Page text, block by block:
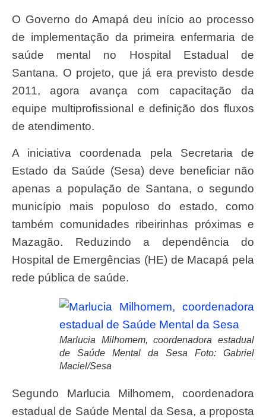
O Governo do Amapá deu início ao processo
de implementação da primeira enfermaria de
saúde mental no Hospital Estadual de
Santana. O projeto, que já era previsto desde
2011, agora avança com capacitação da
equipe multiprofissional e definição dos fluxos
de atendimento.
A iniciativa coordenada pela Secretaria de
Estado da Saúde (Sesa) deve beneficiar não
apenas a população de Santana, o segundo
município mais populoso do estado, como
também comunidades ribeirinhas próximas e
Mazagão. Reduzindo a dependência do
Hospital de Emergências (HE) de Macapá pela
rede pública de saúde.
Marlucia Milhomem, coordenadora estadual
de Saúde Mental da Sesa Foto: Gabriel
Maciel/Sesa
Segundo Marlucia Milhomem, coordenadora
estadual de Saúde Mental da Sesa, a proposta